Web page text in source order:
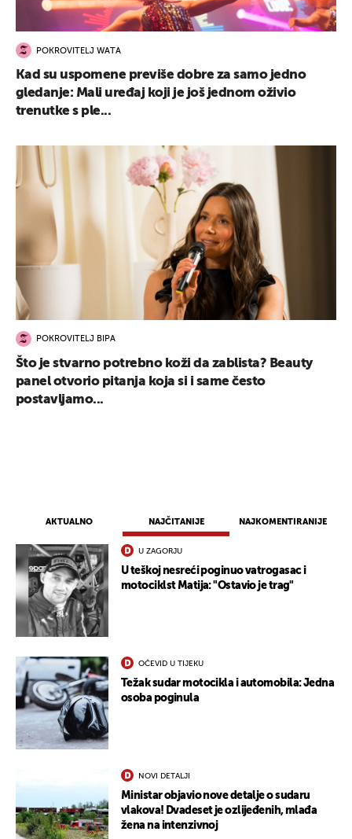
AKTUALNO NAJČITANIJE NAJKOMENTIRANIJE
U ZAGORJU
U teškoj nesreći poginuo vatrogasac i
motociklst Matija: "Ostavio je trag"
OČEVID U TIJEKU
Težak sudar motocikla i automobila: Jedna
osoba poginula
NOVI DETALJI
Ministar objavio nove detalje o sudaru
vlakova! Dvadeset je ozlijeđenih, mlađa
žena na intenzivnoj
POKROVITELJ WATA
Kad su uspomene previše dobre za samo jedno
gledanje: Mali uređaj koji je još jednom oživio
trenutke s ple...
POKROVITELJ BIPA
Što je stvarno potrebno koži da zablista? Beauty
panel otvorio pitanja koja si i same često
postavljamo...